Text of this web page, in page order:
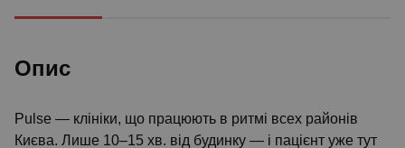
Опис
Pulse — клініки, що працюють в ритмі всех районів
Києва. Лише 10–15 хв. від будинку — і пацієнт уже тут